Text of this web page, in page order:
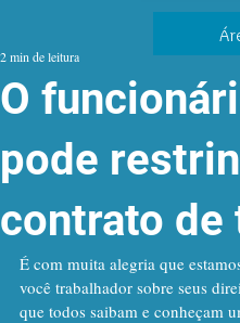
O
pode
contrato de
2 min de leitura
É com muita alegria que
você trabalhador sobre seus
que todos saibam e conheçam